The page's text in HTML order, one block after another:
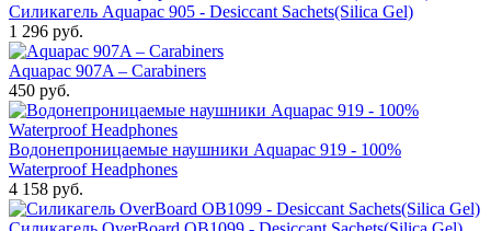
Силикагель Aquapac 905 - Desiccant Sachets(Silica Gel)
1 296 руб.
Aquapac 907A – Carabiners
450 руб.
Водонепроницаемые наушники Aquapac 919 - 100%
Waterproof Headphones
4 158 руб.